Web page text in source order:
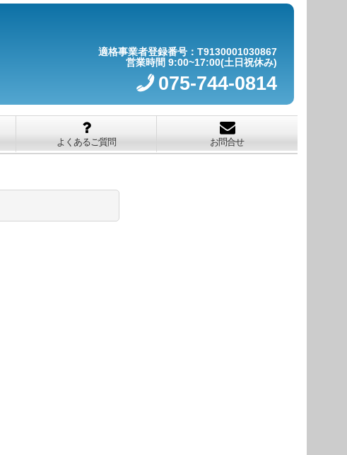
適格事業者登録番号：T9130001030867
営業時間 9:00~17:00(土日祝休み)
075-744-0814
よくあるご質問 お問合せ